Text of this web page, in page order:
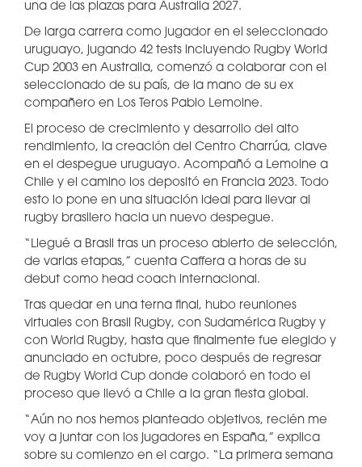
una de las plazas para Australia 2027.
De larga carrera como jugador en el seleccionado
uruguayo, jugando 42 tests incluyendo Rugby World
Cup 2003 en Australia, comenzó a colaborar con el
seleccionado de su país, de la mano de su ex
compañero en Los Teros Pablo Lemoine.
El proceso de crecimiento y desarrollo del alto
rendimiento, la creación del Centro Charrúa, clave
en el despegue uruguayo. Acompañó a Lemoine a
Chile y el camino los depositó en Francia 2023. Todo
esto lo pone en una situación ideal para llevar al
rugby brasilero hacia un nuevo despegue.
“Llegué a Brasil tras un proceso abierto de selección,
de varias etapas,” cuenta Caffera a horas de su
debut como head coach internacional.
Tras quedar en una terna final, hubo reuniones
virtuales con Brasil Rugby, con Sudamérica Rugby y
con World Rugby, hasta que finalmente fue elegido y
anunciado en octubre, poco después de regresar
de Rugby World Cup donde colaboró en todo el
proceso que llevó a Chile a la gran fiesta global.
“Aún no nos hemos planteado objetivos, recién me
voy a juntar con los jugadores en España,” explica
sobre su comienzo en el cargo. “La primera semana